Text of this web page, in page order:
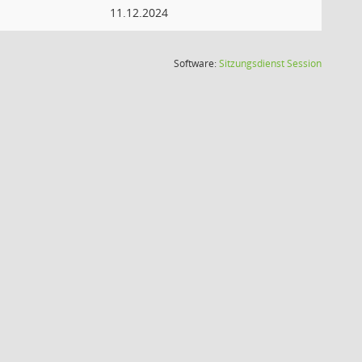
11.12.2024
Software:SitzungsdienstSession(Wird in